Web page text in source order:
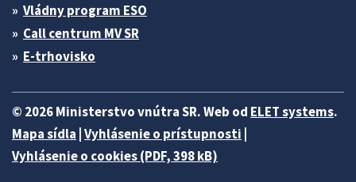
Vládny program ESO
Call centrum MV SR
E-trhovisko
© 2026 Ministerstvo vnútra SR. Web od ELET systems.
Mapa sídla Vyhlásenie o prístupnosti
Vyhlásenie o cookies (PDF, 398 kB)